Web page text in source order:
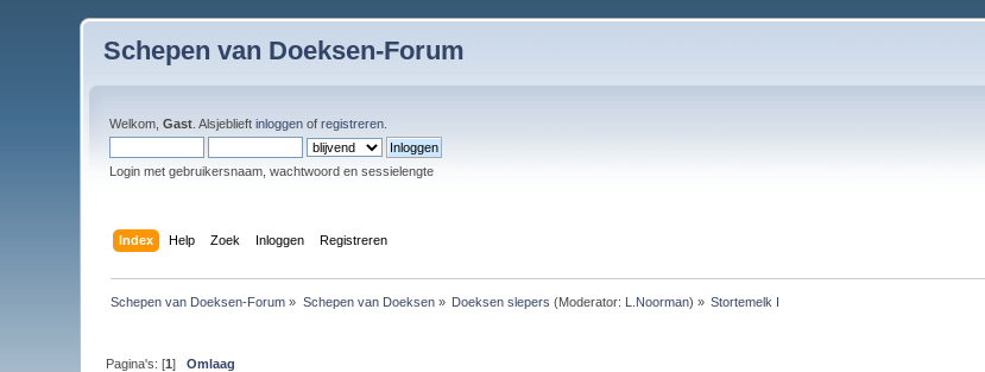
Schepen van Doeksen-Forum
Welkom,Gast . Alsjeblieftinloggen ofregistreren
Login met gebruikersnaam, wachtwoord en sessielengte
Index Help Zoek Inloggen Registreren
Schepen van Doeksen-Forum » Schepen van Doeksen» Doeksen slepers (Moderator: L.Noorman) » Stortemelk I
Pagina's: [1]Omlaag